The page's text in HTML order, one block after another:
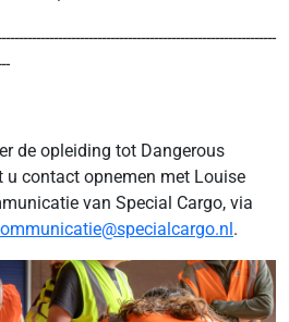
de opleiding tot Dangerous
u contact opnemen met Louise
van Special Cargo, via
.